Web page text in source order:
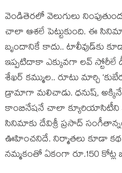
వెండితెరలో వెలుగులు
చాలా ఆశలే పెట్టుకుంది. ఈ
బృందానికే కాదు.. టాలీవుడ్‌కు
ఇప్పటిదాకా ఎక్కువగా లవ్ స్టోరీలే
శేఖర్ కమ్ముల.. రూటు మార్చి
డ్రామాగా మలిచాడు. ధనుష్,
కాంబినేషనే చాలా క్యూరియాసిటీని
సినిమాకు దేవిశ్రీ ప్రసాద్
ఊహించనిదే. నిర్మాతలు కూడా
నమ్మకంతో ఏకంగా రూ.150 కోట్ల